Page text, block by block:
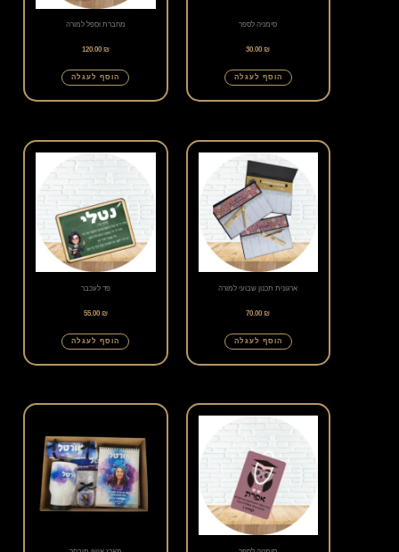
סימניה לספר
30.00₪
הוסף לעגלה
מחברת וספל למורה
120.00 ₪
הוסף לעגלה
ארגונית תכנון שבועי למורה
70.00₪
הוסף לעגלה
פד לעכבר
55.00 ₪
הוסף לעגלה